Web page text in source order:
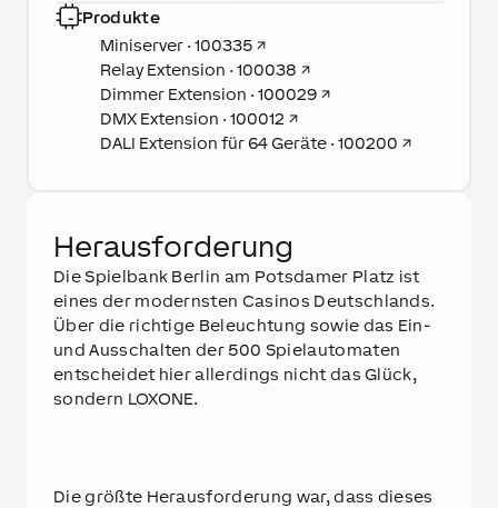
Herausforderung
Die Spielbank Berlin am Potsdamer Platz ist
eines der modernsten Casinos Deutschlands.
Über die richtige Beleuchtung sowie das Ein-
und Ausschalten der 500 Spielautomaten
entscheidet hier allerdings nicht das Glück,
sondern LOXONE.
Die größte Herausforderung war, dass dieses
Produkte
Miniserver · 100335↗
Relay Extension · 100038 ↗
Dimmer Extension · 100029↗
DMX Extension · 100012 ↗
DALI Extension für 64 Geräte · 100200 ↗